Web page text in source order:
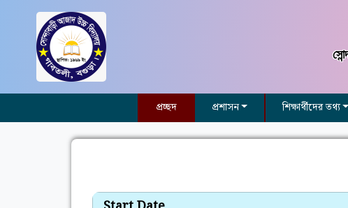
প্রচ্ছদ প্রশাসন শিক্ষার্থীদের তথ্য